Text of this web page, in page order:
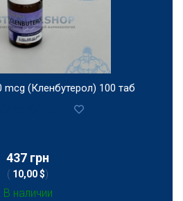
mcg (Кленбутерол) 100 таб
437 грн
( 10,00 $)
В наличии